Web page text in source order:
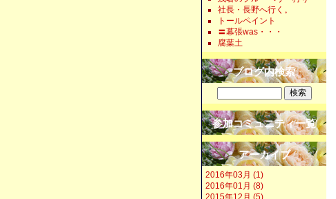
社長・長野へ行く。
トールペイント
〓幕張was・・・
腐葉土
ブログ内検索
参加コミュニティ一覧
アーカイブ
2016年03月 (1)
2016年01月 (8)